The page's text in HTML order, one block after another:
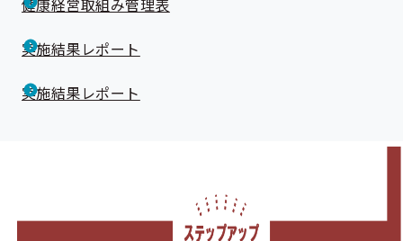
健康経営取組み管理表
実施結果レポート
実施結果レポート